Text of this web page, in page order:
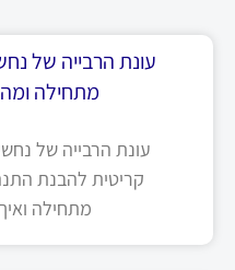
עונת הרבייה של
מתחילה
עונת הרבייה של
קריטית להבנת
מתחילה